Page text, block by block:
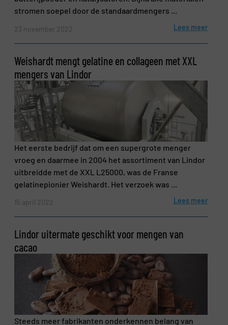
stromen soepel door de standaardmengers ...
23 november 2022 Lees meer
Weishardt mengt gelatine en collageen met XXL
mengers van Lindor
Het eerste bedrijf dat om een supergrote menger
vroeg en daarmee in 2004 het assortiment van Lindor
uitbreidde met de XXL L25000, was de Franse
gelatinepionier Weishardt. Het verzoek was ...
15 april 2022 Lees meer
Lindor uitermate geschikt voor mengen van
cacao
Steeds meer fabrikanten onderkennen belang van